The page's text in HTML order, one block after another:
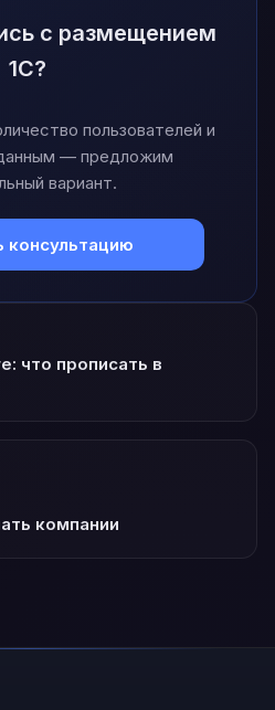
с размещением
1С?
пользователей и
— предложим
вариант.
консультацию
что прописать в
компании